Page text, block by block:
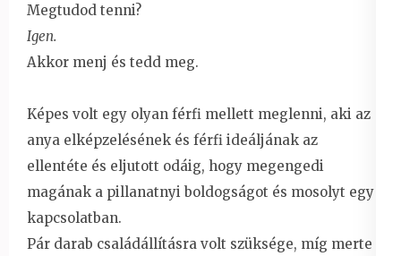
Megtudod tenni?
Igen.
Akkor menj és tedd meg.
Képes volt egy olyan férfi mellett meglenni, aki az
anya elképzelésének és férfi ideáljának az
ellentéte és eljutott odáig, hogy megengedi
magának a pillanatnyi boldogságot és mosolyt egy
kapcsolatban.
Pár darab családállításra volt szüksége, míg merte